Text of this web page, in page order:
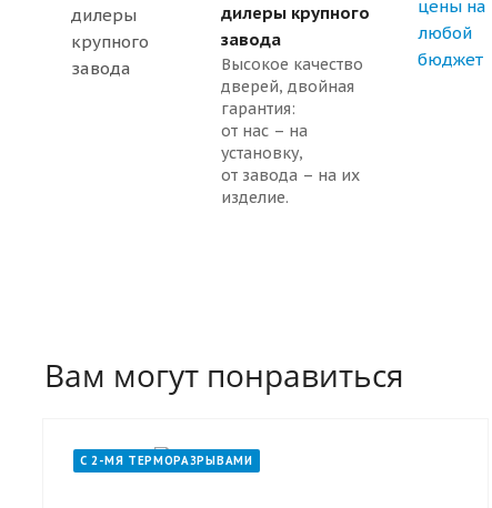
дилеры крупного
завода
Высокое качество
дверей, двойная
гарантия:
от нас – на
установку,
от завода – на их
изделие.
Вам могут понравиться
С 2-МЯ ТЕРМОРАЗРЫВАМИ